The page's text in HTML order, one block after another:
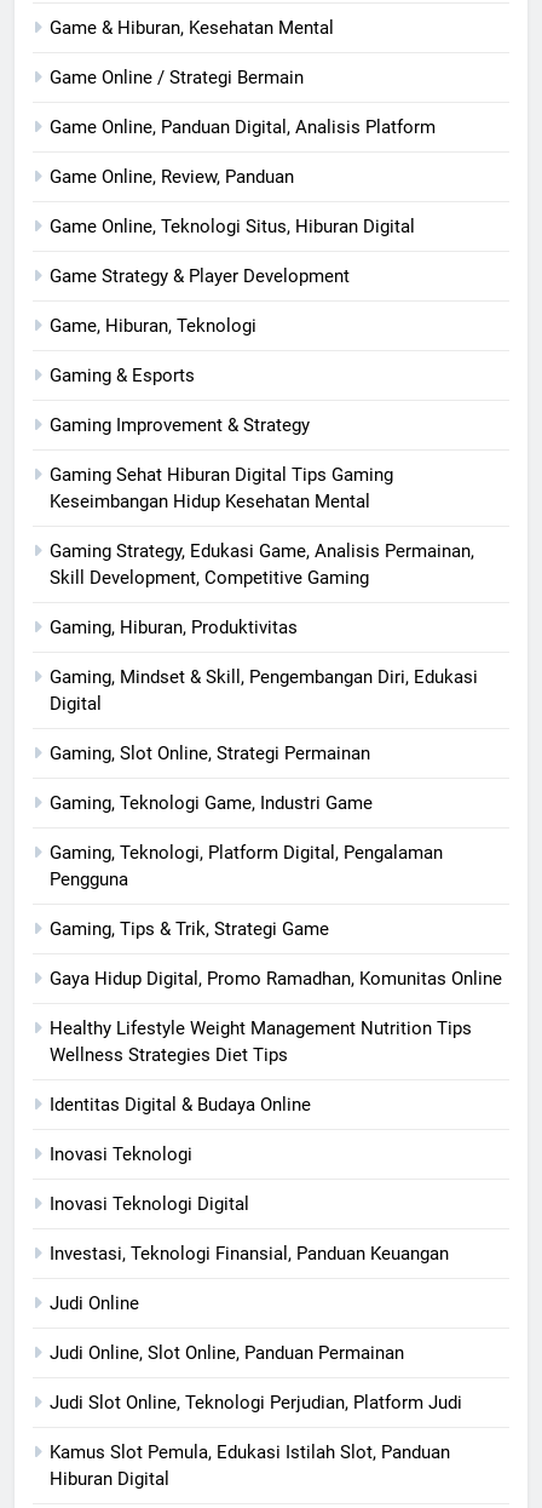
Game & Hiburan, Kesehatan Mental
Game Online / Strategi Bermain
Game Online, Panduan Digital, Analisis Platform
Game Online, Review, Panduan
Game Online, Teknologi Situs, Hiburan Digital
Game Strategy & Player Development
Game, Hiburan, Teknologi
Gaming & Esports
Gaming Improvement & Strategy
Gaming Sehat Hiburan Digital Tips Gaming
Keseimbangan Hidup Kesehatan Mental
Gaming Strategy, Edukasi Game, Analisis Permainan,
Skill Development, Competitive Gaming
Gaming, Hiburan, Produktivitas
Gaming, Mindset & Skill, Pengembangan Diri, Edukasi
Digital
Gaming, Slot Online, Strategi Permainan
Gaming, Teknologi Game, Industri Game
Gaming, Teknologi, Platform Digital, Pengalaman
Pengguna
Gaming, Tips & Trik, Strategi Game
Gaya Hidup Digital, Promo Ramadhan, Komunitas Online
Healthy Lifestyle Weight Management Nutrition Tips
Wellness Strategies Diet Tips
Identitas Digital & Budaya Online
Inovasi Teknologi
Inovasi Teknologi Digital
Investasi, Teknologi Finansial, Panduan Keuangan
Judi Online
Judi Online, Slot Online, Panduan Permainan
Judi Slot Online, Teknologi Perjudian, Platform Judi
Kamus Slot Pemula, Edukasi Istilah Slot, Panduan
Hiburan Digital